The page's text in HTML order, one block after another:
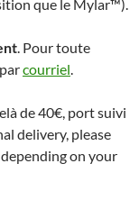
que le Mylar™).
. Pour toute
courriel.
de 40€, port suivi
delivery, please
on your